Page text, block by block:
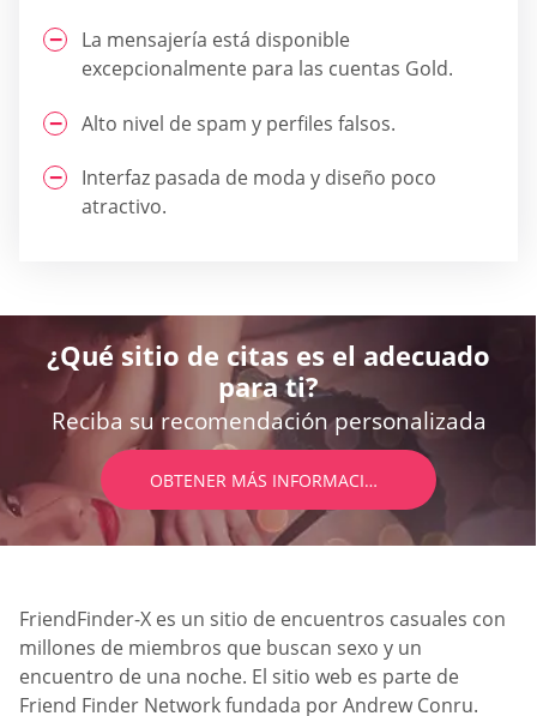
La mensajería está disponible
excepcionalmente para las cuentas Gold.
Alto nivel de spam y perfiles falsos.
Interfaz pasada de moda y diseño poco
atractivo.
¿Qué sitio de citas es el adecuado
para ti?
Reciba su recomendación personalizada
OBTENER MÁS INFORMACIÓN
FriendFinder-X es un sitio de encuentros casuales con
millones de miembros que buscan sexo y un
encuentro de una noche. El sitio web es parte de
Friend Finder Network fundada por Andrew Conru.